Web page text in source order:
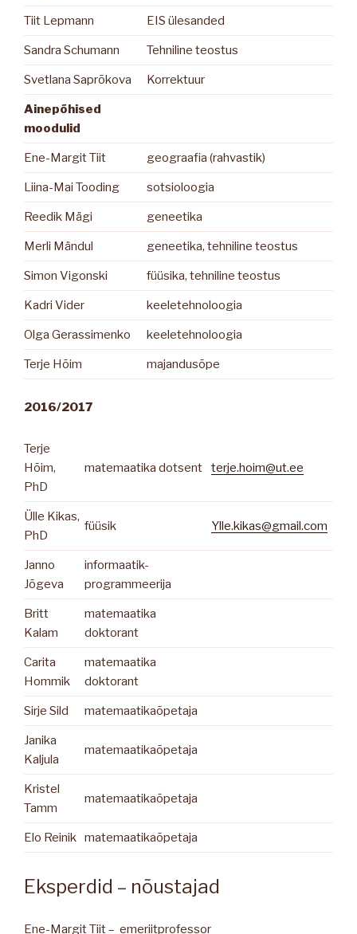
Tiit Lepmann EIS ülesanded
Sandra Schumann Tehniline teostus
Svetlana Saprõkova Korrektuur
Ainepõhised
moodulid
Ene-Margit Tiit geograafia (rahvastik)
Liina-Mai Tooding sotsioloogia
Reedik Mägi geneetika
Merli Mändul geneetika, tehniline teostus
Simon Vigonski füüsika, tehniline teostus
Kadri Vider keeletehnoloogia
Olga Gerassimenko keeletehnoloogia
Terje Hõim majandusõpe
2016/2017
Terje
Hõim,
PhD
matemaatika dotsent terje.hoim@ut.ee
Ülle Kikas,
PhD
füüsik Ylle.kikas@gmail.com
Janno
Jõgeva
informaatik-
programmeerija
Britt
Kalam
matemaatika
doktorant
Carita
Hommik
matemaatika
doktorant
Sirje Sild matemaatikaõpetaja
Janika
Kaljula
matemaatikaõpetaja
Kristel
Tamm
matemaatikaõpetaja
Elo Reinik matemaatikaõpetaja
Eksperdid – nõustajad
Ene-Margit Tiit – emeriitprofessor